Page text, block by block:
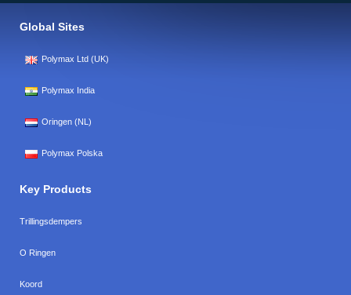
Global Sites
Polymax Ltd (UK)
Polymax India
Oringen (NL)
Polymax Polska
Key Products
Trillingsdempers
O Ringen
Koord